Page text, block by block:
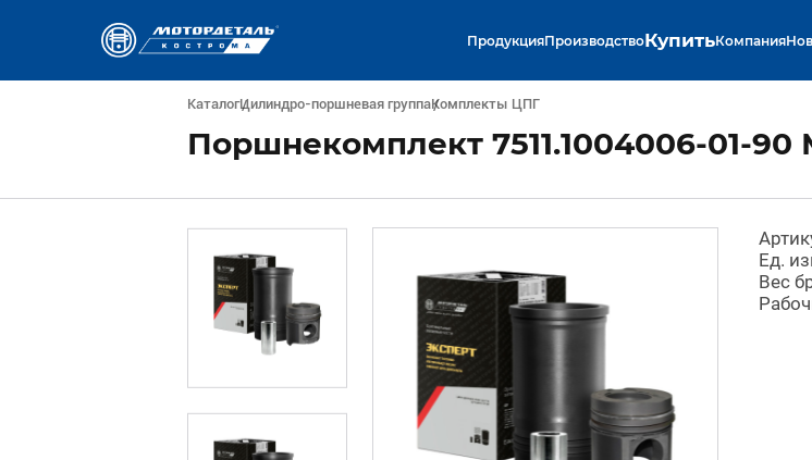
ПродукцияПроизводствоКупитьКомпания
КаталогЦилиндро-поршневая группаКомплекты ЦПГ
Поршнекомплект 7511.1004006-01-
Ед.
Вес